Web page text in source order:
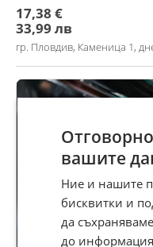
17,38 €
33,99 лв
гр. Пловдив, Каменица 1,
вашите
Ние и нашите
бисквитки и
да
до